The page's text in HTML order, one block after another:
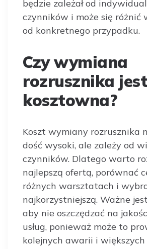
będzie zależał od
czynników i może się różnić
od konkretnego przypadku.
Czy wymiana
rozrusznika jest
kosztowna?
Koszt wymiany rozrusznika
dość wysoki, ale zależy od
czynników. Dlatego warto
najlepszą ofertą, porównać
różnych warsztatach i
najkorzystniejszą. Ważne
aby nie oszczędzać na
usług, ponieważ może to
kolejnych awarii i większych